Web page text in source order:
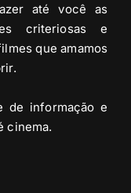
até você as
criteriosas e
que amamos
de informação e
cinema.